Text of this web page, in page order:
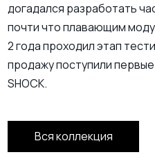
догадался разработать
почти что плавающим
2 года проходил этап
продажу поступили
SHOCK.
Вся коллекция